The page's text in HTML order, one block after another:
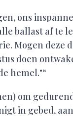
ons
ballast af te
Mogen deze
doen
hemel."“
om
in gebed,